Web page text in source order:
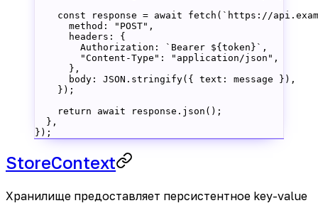
    const
response = await fetch ( `https://
      method:
"POST" ,
      headers: {
        Authorization:
`Bearer ${token}` ,
        "Content-Type"
: "application/json" ,
      },
      body:
JSON . stringify({ text: message }),
    });
    return
await response. json ();
  },
});
StoreContext
Хранилище предоставляет персистентное key-value